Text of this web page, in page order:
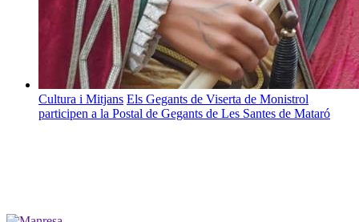
Cultura i Mitjans Els Gegants de Viserta de Monistrol
participen a la Postal de Gegants de Les Santes de Mataró